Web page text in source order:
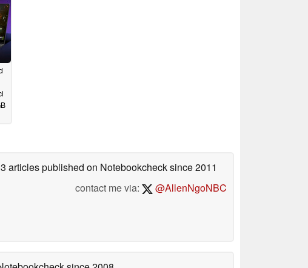
articles published on Notebookchecksince 2011
contact me via:
@AllenNgoNBC